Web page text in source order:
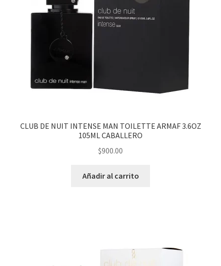
CLUB DE NUIT INTENSE MAN TOILETTE ARMAF 3.6OZ
105ML CABALLERO
$900.00
Añadir al carrito